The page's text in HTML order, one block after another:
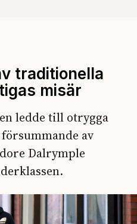
traditionella
misär
ledde till otrygga
av
Dalrymple